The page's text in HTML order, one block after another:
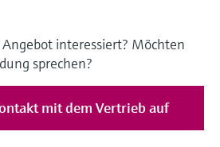
interessiert? Möchten
sprechen?
mit dem Vertrieb auf